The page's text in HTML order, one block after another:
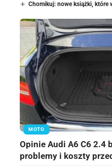
Chomikuj: nowe książki, które
MOTO
Opinie Audi A6 C6 2.4
problemy i koszty